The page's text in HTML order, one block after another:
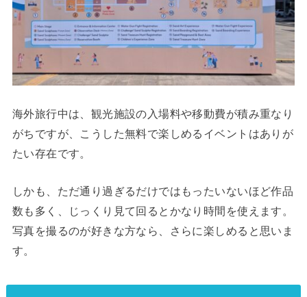
海外旅行中は、観光施設の入場料や移動費が積み重なり
がちですが、こうした無料で楽しめるイベントはありが
たい存在です。
しかも、ただ通り過ぎるだけではもったいないほど作品
数も多く、じっくり見て回るとかなり時間を使えます。
写真を撮るのが好きな方なら、さらに楽しめると思いま
す。